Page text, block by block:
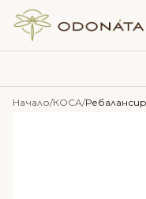
Skip to content
Начало/КОСА/